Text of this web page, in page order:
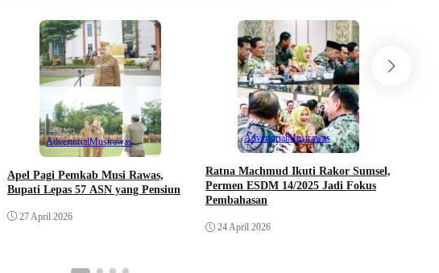
AdvertorialMusirawas
Apel Pagi Pemkab Musi Rawas,
Bupati Lepas 57 ASN yang Pensiun
27 April 2026
AdvertorialMusirawas
Ratna Machmud Ikuti Rakor Sumsel,
Permen ESDM 14/2025 Jadi Fokus
Pembahasan
24 April 2026